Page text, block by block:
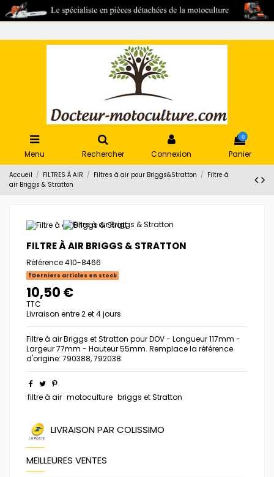
Menu Rechercher Connexion
0
Panier
Accueil FILTRES À AIR Filtres à air pour Briggs&Stratton
Filtre à
air Briggs & Stratton
FILTRE À AIR BRIGGS & STRATTON
Référence410-8466
Derniers articles en stock
10,50 €
TTC
Livraison entre 2 et 4 jours
Filtre à air Briggs et Stratton pour DOV - Longueur 117mm -
Largeur 77mm - Hauteur 55mm. Remplace la référence
d'origine: 790388, 792038.
filtre à air motoculture briggs et Stratton
LIVRAISON PAR COLISSIMO
MEILLEURES VENTES